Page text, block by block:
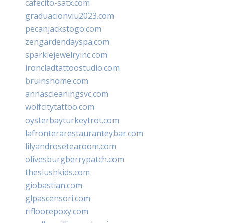
cafecito-satx.com
graduacionviu2023.com
pecanjackstogo.com
zengardendayspa.com
sparklejewelryinc.com
ironcladtattoostudio.com
bruinshome.com
annascleaningsvc.com
wolfcitytattoo.com
oysterbayturkeytrot.com
lafronterarestauranteybar.com
lilyandrosetearoom.com
olivesburgberrypatch.com
theslushkids.com
giobastian.com
glpascensori.com
rifloorepoxy.com